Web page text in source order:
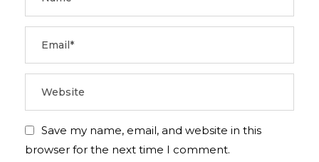
Save my name, email, and website in this
browser for the next time I comment.